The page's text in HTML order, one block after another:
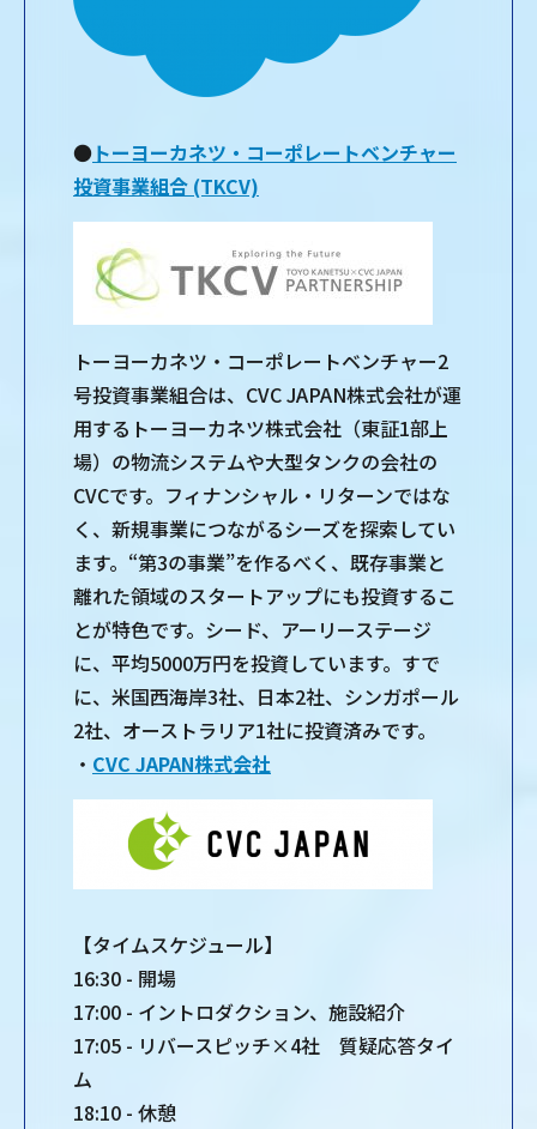
●トーヨーカネツ・コーポレートベンチャー
投資事業組合 (TKCV)
トーヨーカネツ・コーポレートベンチャー2
号投資事業組合は、CVC JAPAN株式会社が運
用するトーヨーカネツ株式会社（東証1部上
場）の物流システムや大型タンクの会社の
CVCです。フィナンシャル・リターンではな
く、新規事業につながるシーズを探索してい
ます。“第3の事業”を作るべく、既存事業と
離れた領域のスタートアップにも投資するこ
とが特色です。シード、アーリーステージ
に、平均5000万円を投資しています。すで
に、米国西海岸3社、日本2社、シンガポール
2社、オーストラリア1社に投資済みです。
・ CVC JAPAN株式会社
【タイムスケジュール】
16:30 - 開場
17:00 - イントロダクション、施設紹介
17:05 - リバースピッチ×4社 質疑応答タイ
ム
18:10 - 休憩